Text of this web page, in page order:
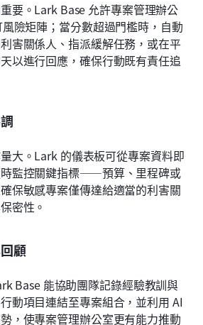
要。Lark Base 允許專案管理辦公
險矩陣；當分數超過門檻時，自動
害關係人、指派緩解任務，或在平
以進行回應，確保行動既有責任追
大。Lark 的儀表板可從專案資料即
監控關鍵指標——預算、里程碑或
保敏感專案僅傳達給適當的利害關
密性。
顧
Base 能協助團隊記錄經驗教訓與
動項目連結至專案組合，並利用 AI
，使專案管理辦公室更有能力推動